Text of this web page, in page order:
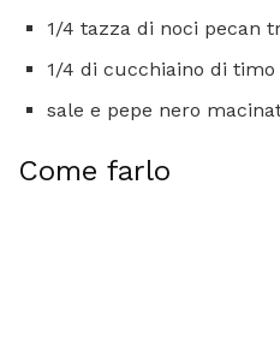
1/4 tazza di noci pecan
1/4 di cucchiaino di timo
sale e pepe nero
Come farlo